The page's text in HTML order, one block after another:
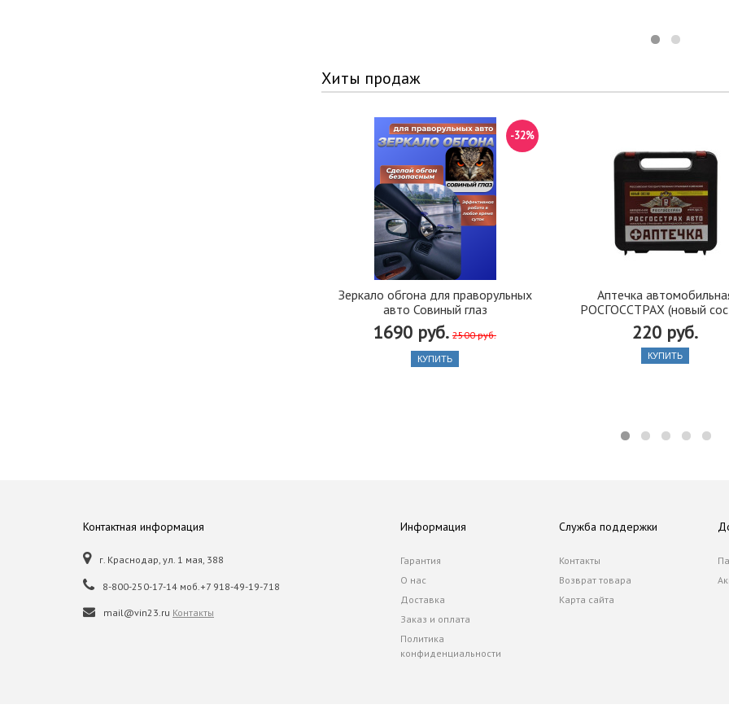
Хиты продаж
Зеркало обгона для праворульных
авто Совиный глаз
1690 руб. 2500 руб.
-32%
КУПИТЬ
Аптечка
РОСГОССТРАХ (новый
220 руб.
КУПИТЬ
Контактная информация
г. Краснодар, ул. 1 мая, 388
8-800-250-17-14 моб.+7 918-49-19-718
mail@vin23.ru Контакты
Информация
Гарантия
О нас
Доставка
Заказ и оплата
Политика
конфиденциальности
Служба поддержки
Контакты
Возврат товара
Карта сайта